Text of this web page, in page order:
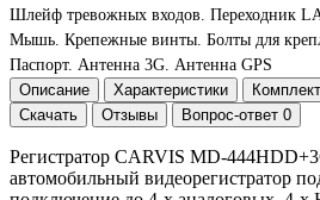
Шлейф тревожных входов. Переходник
Мышь. Крепежные винты. Болты для
Паспорт. Антенна 3G. Антенна GPS
Описание
Характеристики
Скачать
Отзывы Вопрос-ответ 0
Регистратор CARVIS MD-
автомобильный видеорегистратор